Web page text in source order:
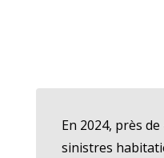
En 2024, près
sinistres